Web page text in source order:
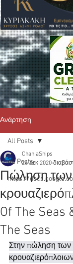
Ανάρτηση
All Posts
https://
All Posts
Πώληση
Of The Seas
The Seas
ChaniaShips
26 Δεκ 2020
Στην πώληση των